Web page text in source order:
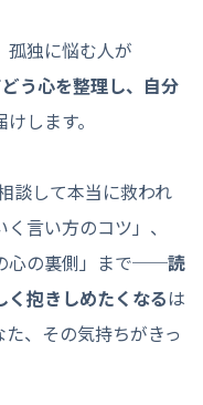
孤独に悩む人が
う心を整理し、自分
します。
談して本当に救われ
言い方のコツ」、
心の裏側」まで──読
抱きしめたくなるは
、その気持ちがきっ